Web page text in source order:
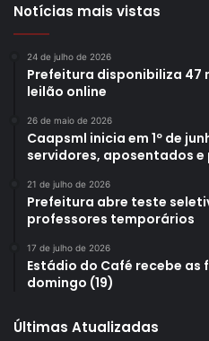
finalizar, acontece também
com o DJ londrinense Gustavo
Foto: Gabriel Lemes / divulgação
Notícias mais vistas
24 de julho de 2026
Prefeitura disponibiliza 47
leilão online
26 de maio de 2026
Caapsml inicia em 1º de
servidores, aposentados
21 de julho de 2026
Prefeitura abre teste
professores temporários
17 de julho de 2026
Estádio do Café recebe as
domingo (19)
Últimas Atualizadas